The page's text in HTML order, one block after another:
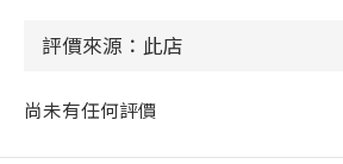
尚未有任何評價